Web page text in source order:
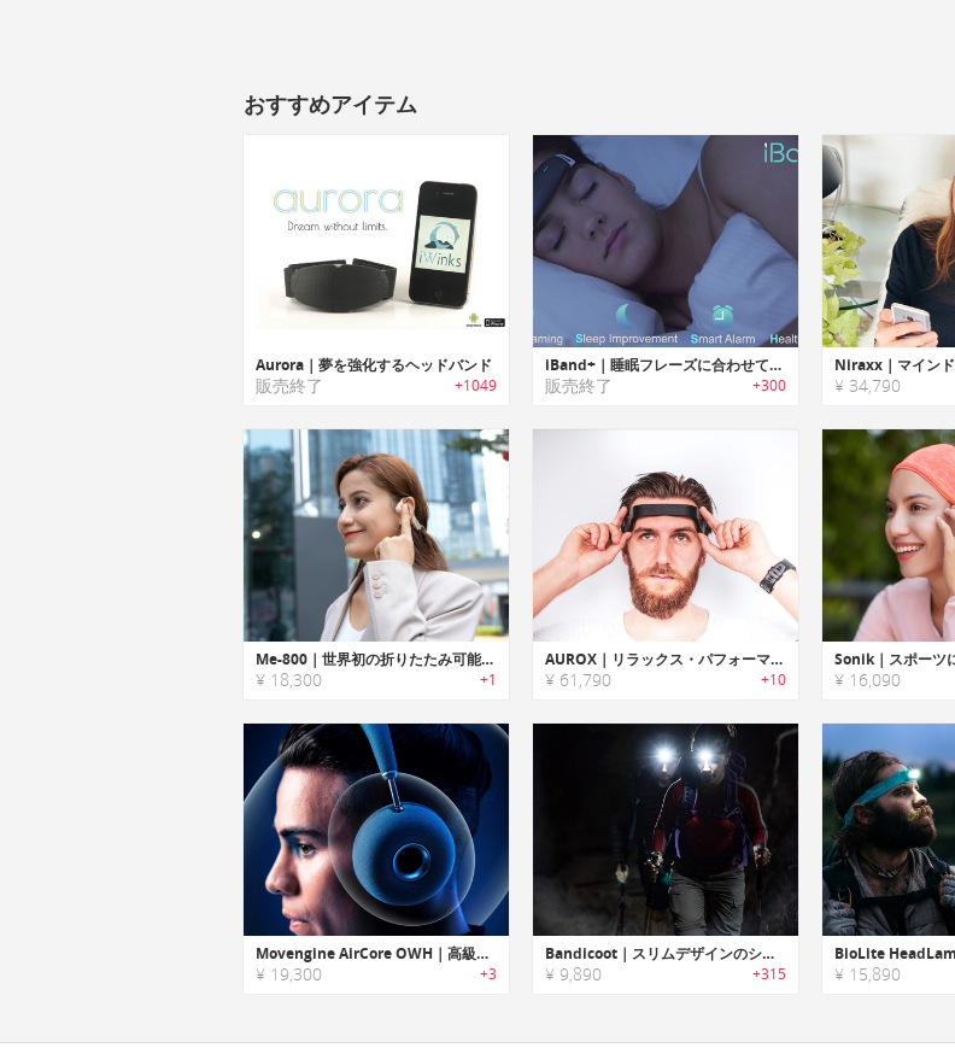
おすすめアイテム
Aurora｜夢を強化するヘッドバンド
販売終了 +1049
iBand+｜睡眠フレーズに合わせて睡眠を改善するEGGヘッドバンド「アイバンドプラス」
販売終了 +300 ¥ 34,790
Me-800｜世界初の折りたたみ可能な骨伝導イヤホン
¥ 18,300 +1
AUROX｜リラックス・パフォーマンス効果を高めるマッサージ機能搭載温冷ヘッドバンド「オーロックス」
¥ 61,790 +10 ¥ 16,090
Movengine AirCore OWH｜高級スピーカーの音質を耳元で再現する新技術搭載ヘッドホン
¥ 19,300 +3
Bandicoot｜スリムデザインのシリコンLEDヘッドライト「バンディクート」
¥ 9,890 +315 ¥ 15,890